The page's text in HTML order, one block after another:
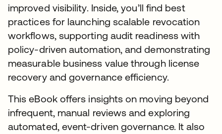
improved visibility. Inside, you’ll find best
practices for launching scalable revocation
workflows, supporting audit readiness with
policy-driven automation, and demonstrating
measurable business value through license
recovery and governance efficiency.
This eBook offers insights on moving beyond
infrequent, manual reviews and exploring
automated, event-driven governance. It also